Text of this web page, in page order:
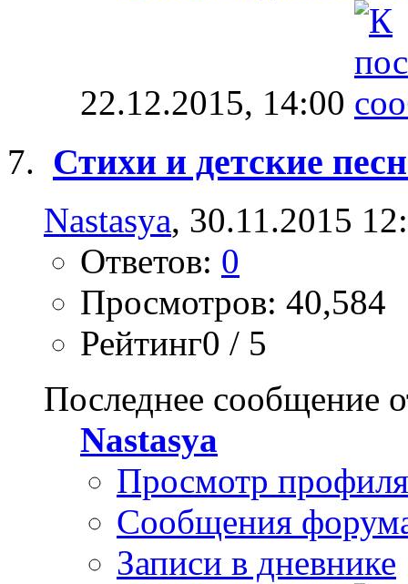
22.12.2015, 14:00
Стихи и детские
Nastasya, 30.11.2015
Ответов: 0
Просмотров: 40,584
Рейтинг0 / 5
Последнее сообщение
Nastasya
Просмотр профиля
Сообщения
Записи в дневнике